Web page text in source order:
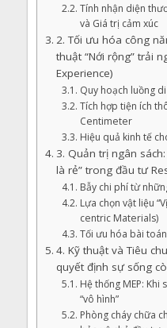
Tính nhận diện
và Giá trị cảm xúc
2. Tối ưu hóa công
thuật “Nới rộng” trải
Experience)
Quy hoạch luồng
Tích hợp tiện ích
Centimeter
Hiệu quả kinh tế
3. Quản trị ngân
là rẻ” trong đầu tư
Bẫy chi phí từ
Lựa chọn vật liệu
centric Materials)
Tối ưu hóa bài
4. Kỹ thuật và Tiêu
quyết định sự sống
Hệ thống MEP:
“vô hình”
Phòng cháy chữa